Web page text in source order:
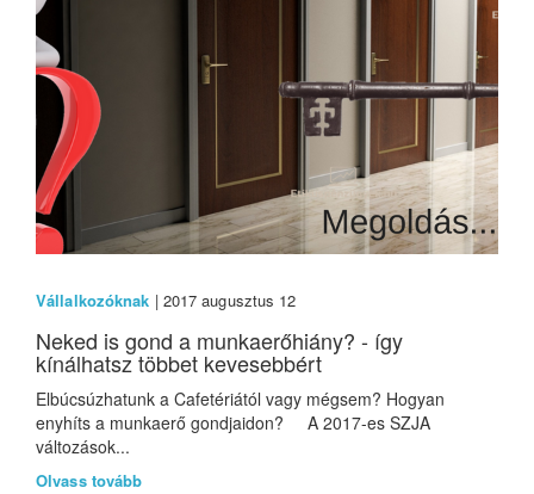
Vállalkozóknak | 2017 augusztus 12
Neked is gond a munkaerőhiány? - így
kínálhatsz többet kevesebbért
Elbúcsúzhatunk a Cafetériától vagy mégsem? Hogyan
enyhíts a munkaerő gondjaidon? A 2017-es SZJA
változások...
Olvass tovább